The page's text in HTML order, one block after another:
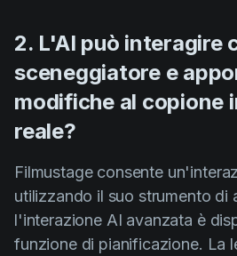
2. L'AI può interagire
sceneggiatore e
modifiche al copione
reale?
Filmustage consente
utilizzando il suo strumento di
l'interazione AI avanzata è
funzione di pianificazione. La